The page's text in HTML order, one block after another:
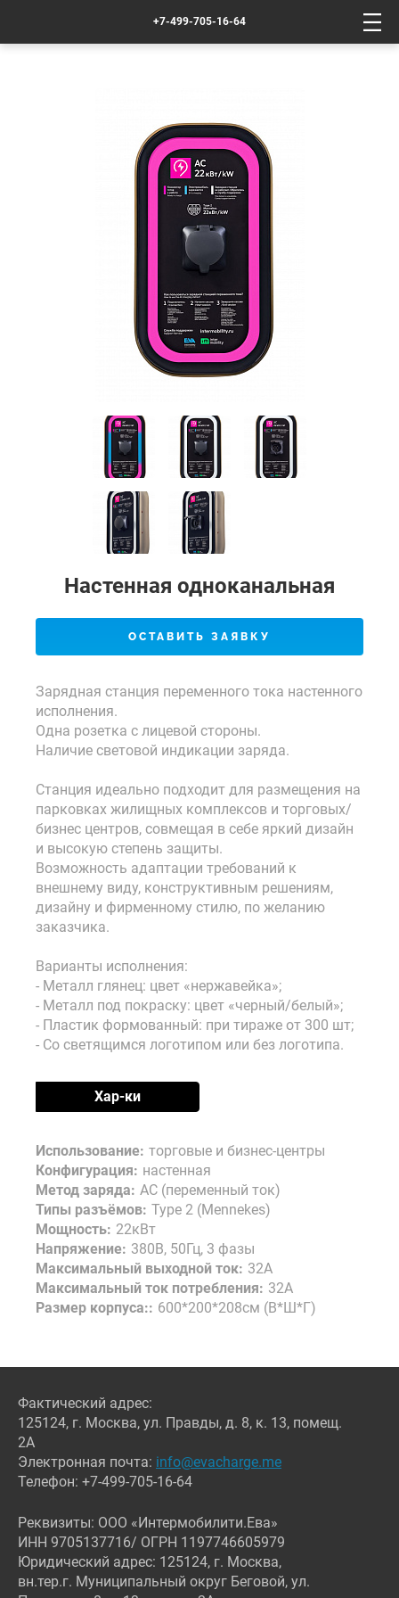
+7-499-705-16-64
Настенная одноканальная
Зарядная станция переменного тока настенного
исполнения.
Одна розетка с лицевой стороны.
Наличие световой индикации заряда.
Станция идеально подходит для размещения на
парковках жилищных комплексов и торговых/
бизнес центров, совмещая в себе яркий дизайн
и высокую степень защиты.
Возможность адаптации требований к
внешнему виду, конструктивным решениям,
дизайну и фирменному стилю, по желанию
заказчика.
Варианты исполнения:
- Металл глянец: цвет «нержавейка»;
- Металл под покраску: цвет «черный/белый»;
- Пластик формованный: при тираже от 300 шт;
- Со светящимся логотипом или без логотипа.
ОСТАВИТЬ ЗАЯВКУ
Хар-ки
Использование: торговые и бизнес-центры
Конфигурация: настенная
Метод заряда: AC (переменный ток)
Типы разъёмов: Type 2 (Mennekes)
Мощность: 22кВт
Напряжение: 380В, 50Гц, 3 фазы
Максимальный выходной ток: 32А
Максимальный ток потребления: 32А
Размер корпуса:: 600*200*208см (В*Ш*Г)
Фактический адрес:
125124, г. Москва, ул. Правды, д. 8, к. 13, помещ.
2А
Электронная почта: info@evacharge.me
Телефон: +7-499-705-16-64
Реквизиты: ООО «Интермобилити.Ева»
ИНН 9705137716/ ОГРН 1197746605979
Юридический адрес: 125124, г. Москва,
вн.тер.г. Муниципальный округ Беговой, ул.